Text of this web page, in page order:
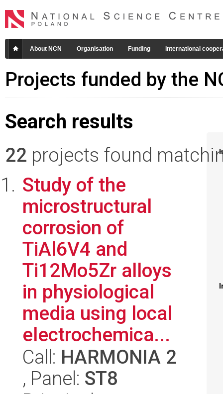
About NCN Organisation Funding International
Projects funded by the
Search results
22 projects found
Study of the
microstructural
corrosion of
TiAl6V4 and
Ti12Mo5Zr alloys
in physiological
media using local
electrochemica...
Call: HARMONIA 2
, Panel: ST8